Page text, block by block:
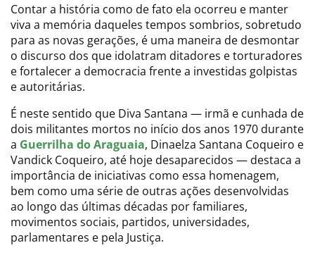
Contar a história como de fato ela ocorreu e manter
viva a memória daqueles tempos sombrios, sobretudo
para as novas gerações, é uma maneira de desmontar
o discurso dos que idolatram ditadores e torturadores
e fortalecer a democracia frente a investidas golpistas
e autoritárias.
É neste sentido que Diva Santana — irmã e cunhada de
dois militantes mortos no início dos anos 1970 durante
a Guerrilha do Araguaia, Dinaelza Santana Coqueiro e
Vandick Coqueiro, até hoje desaparecidos — destaca a
importância de iniciativas como essa homenagem,
bem como uma série de outras ações desenvolvidas
ao longo das últimas décadas por familiares,
movimentos sociais, partidos, universidades,
parlamentares e pela Justiça.